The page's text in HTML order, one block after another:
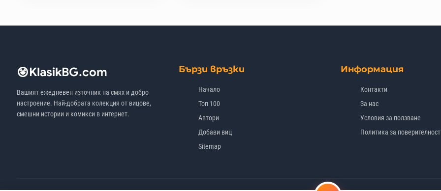
KlasikBG.com
Вашият ежедневен източник на смях и добро
настроение. Най-добрата колекция от вицове,
смешни истории и комикси в интернет.
Бързи връзки
Начало
Топ 100
Автори
Добави виц
Sitemap
Информация
Контакти
За нас
Условия за ползване
Политика за поверителност